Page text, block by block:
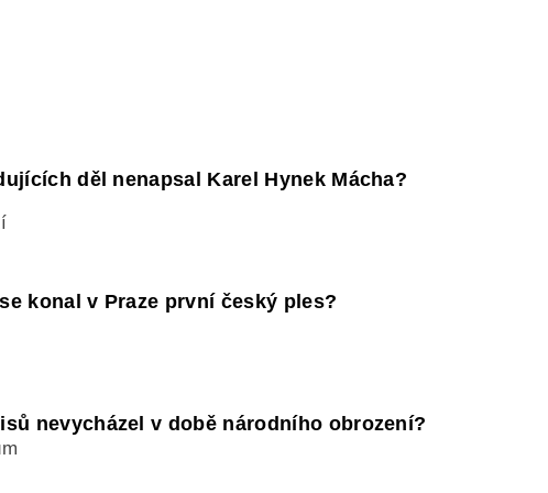
děl nenapsal Karel Hynek Mácha?
konal v Praze první český ples?
nevycházel v době národního obrození?